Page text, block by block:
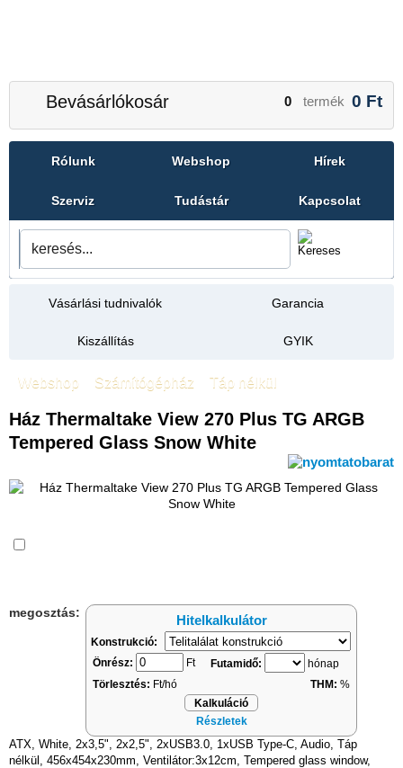
Bevásárlókosár 0 termék 0 Ft
Rólunk Webshop Hírek
Szerviz Tudástár Kapcsolat
Vásárlási tudnivalók Garancia
Kiszállítás GYIK
Webshop Számítógépház Táp nélkül
Ház Thermaltake View 270 Plus TG ARGB
Tempered Glass Snow White
megosztás:
Hitelkalkulátor
Konstrukció:
Önrész:
Ft Futamidő:
hónap
Törlesztés: Ft/hó THM: %
Kalkuláció
Részletek
ATX, White, 2x3,5", 2x2,5", 2xUSB3.0, 1xUSB Type-C, Audio, Táp
nélkül, 456x454x230mm, Ventilátor:3x12cm, Tempered glass window,